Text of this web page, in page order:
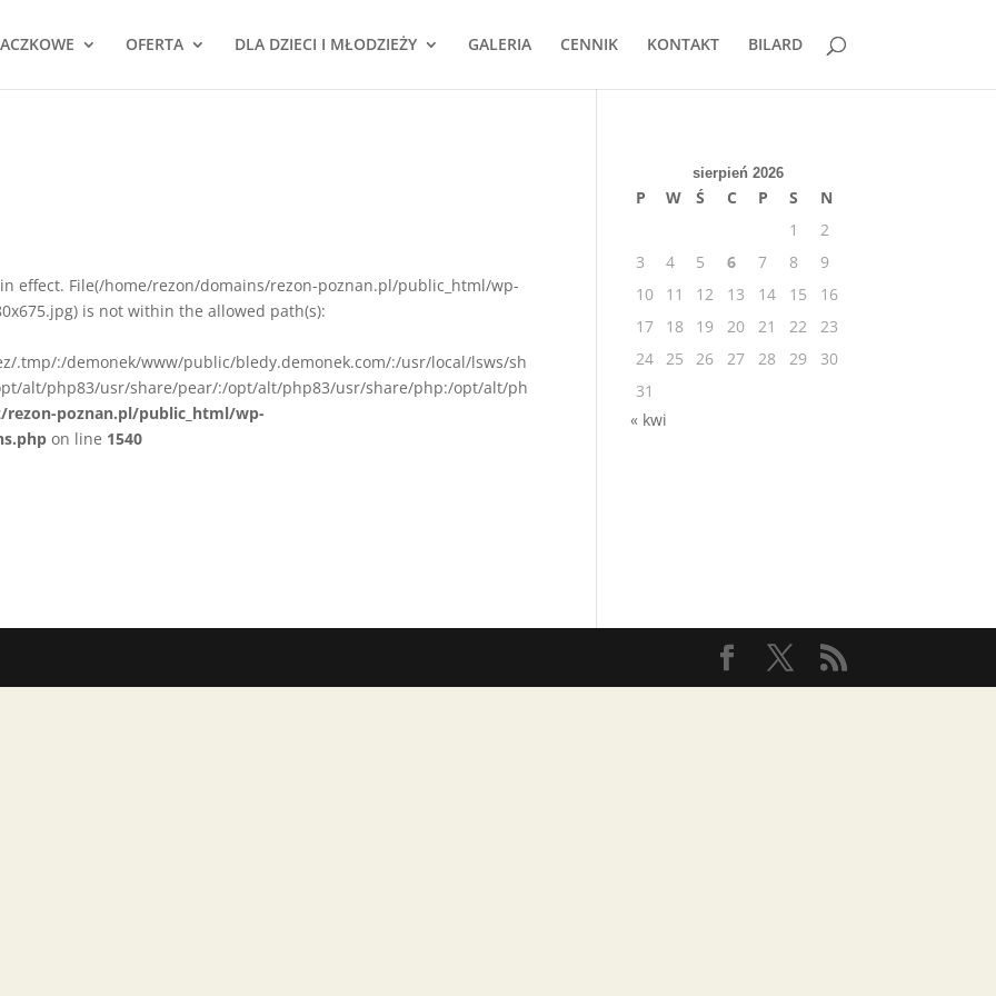
OFERTA DLA DZIECI I MŁODZIEŻY GALERIA CENNIK KONTAKT BILARD
effect. File(/home/rezon/domains/rezon-poznan.pl/public_html/wp-
is not within the allowed path(s):
.tmp/:/demonek/www/public/bledy.demonek.com/:/usr/local/lsws/sh
alt/php83/usr/share/pear/:/opt/alt/php83/usr/share/php:/opt/alt/ph
poznan.pl/public_html/wp-
on line 1540
sierpień 2026
P W Ś C P S
N
1
2
3
4 5 6 7 8
9
10
11 12 13 14 15
16
17
18 19 20 21 22
23
24 25 26 27 28 29
30
31
« kwi